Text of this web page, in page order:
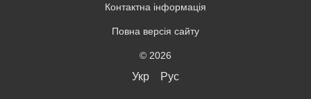
Контактна інформація
Повна версія сайту
© 2026
Укр Рус